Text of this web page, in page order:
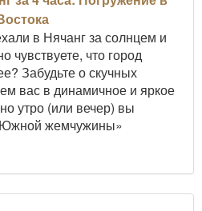
в Нячанг за солнцем и
чувствуете, что город
Забудьте о скучных
вас в динамичное и яркое
утро (или вечер) вы
жемчужины»